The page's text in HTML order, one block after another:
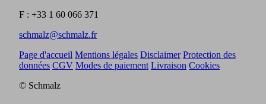
F : +33 1 60 066 371
schmalz@schmalz.fr
Page d'accueil Mentions légales Disclaimer Protection des
données CGV Modes de paiement Livraison Cookies
© Schmalz